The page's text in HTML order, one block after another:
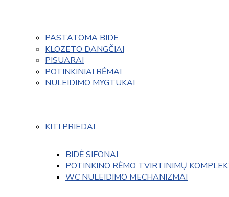
PASTATOMA BIDE
KLOZETO DANGČIAI
PISUARAI
POTINKINIAI RĖMAI
NULEIDIMO MYGTUKAI
KITI PRIEDAI
BIDĖ SIFONAI
POTINKINO RĖMO TVIRTINIMŲ
WC NULEIDIMO MECHANIZMAI